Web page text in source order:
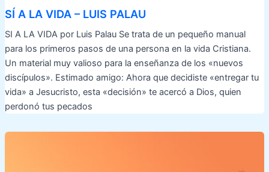
SÍ A LA VIDA – LUIS PALAU
SI A LA VIDA por Luis Palau Se trata de un pequeño manual
para los primeros pasos de una persona en la vida Cristiana.
Un material muy valioso para la enseñanza de los «nuevos
discípulos». Estimado amigo: Ahora que decidiste «entregar tu
vida» a Jesucristo, esta «decisión» te acercó a Dios, quien
perdonó tus pecados